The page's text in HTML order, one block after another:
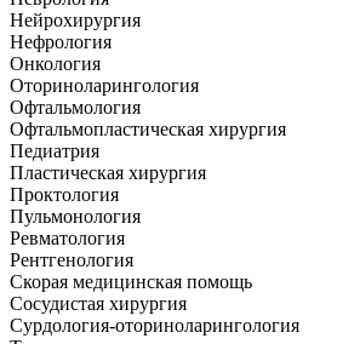
Нейрохирургия
Нефрология
Онкология
Оториноларингология
Офтальмология
Офтальмопластическая хирургия
Педиатрия
Пластическая хирургия
Проктология
Пульмонология
Ревматология
Рентгенология
Скорая медицинская помощь
Сосудистая хирургия
Сурдология-оториноларингология